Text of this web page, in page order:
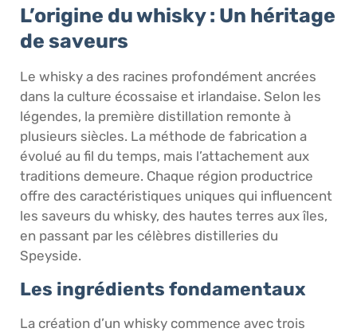
L’origine du whisky : Un héritage
de saveurs
Le whisky a des racines profondément ancrées
dans la culture écossaise et irlandaise. Selon les
légendes, la première distillation remonte à
plusieurs siècles. La méthode de fabrication a
évolué au fil du temps, mais l’attachement aux
traditions demeure. Chaque région productrice
offre des caractéristiques uniques qui influencent
les saveurs du whisky, des hautes terres aux îles,
en passant par les célèbres distilleries du
Speyside.
Les ingrédients fondamentaux
La création d’un whisky commence avec trois